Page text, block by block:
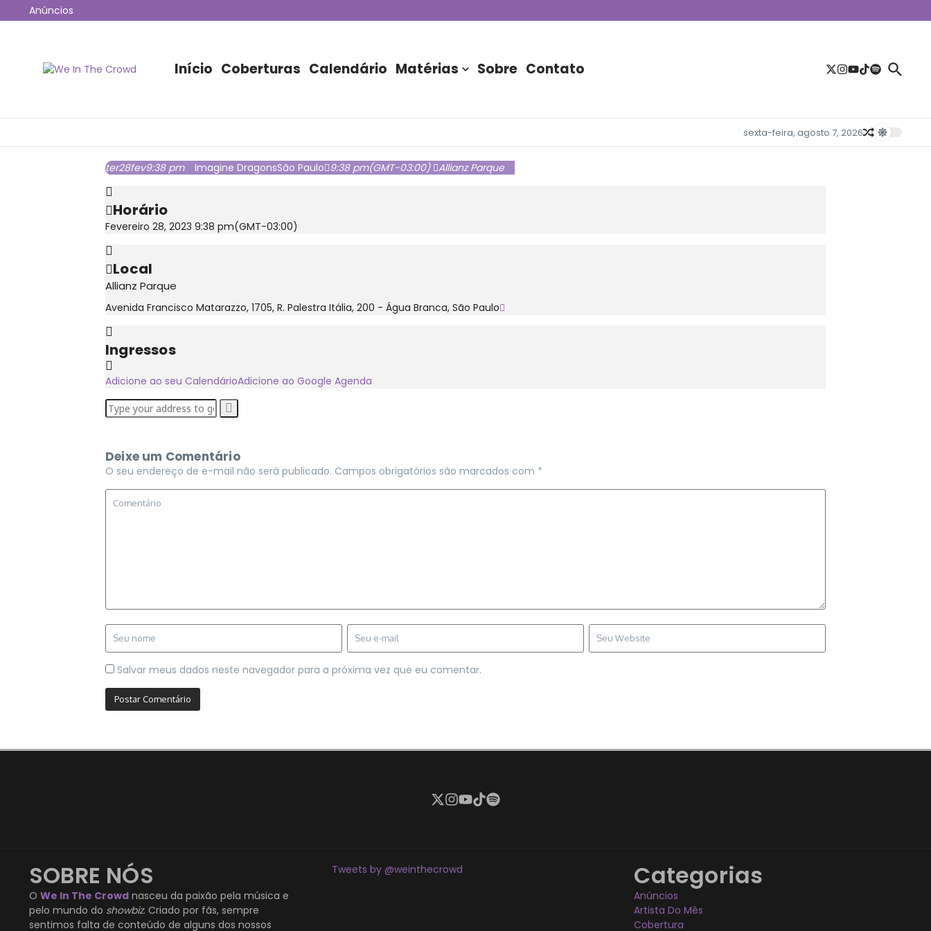
Ir para o conteúdo
Anúncios
Jão esgota 53 mil ingressos e fará maior show da história do Nubank Parque
Início Coberturas Calendário Matérias Sobre Contato
sexta-feira, agosto 7, 2026
ter28fev9:38 pm Imagine DragonsSão Paulo 9:38 pm(GMT-03:00) Allianz Parque
Horário
Fevereiro 28, 2023 9:38 pm(GMT-03:00)
Local
Allianz Parque
Avenida Francisco Matarazzo, 1705, R. Palestra Itália, 200 - Água Branca, São Paulo
Ingressos
Adicione ao seu CalendárioAdicione ao Google Agenda
Deixe um Comentário
O seu endereço de e-mail não será publicado. Campos obrigatórios são marcados com *
Salvar meus dados neste navegador para a próxima vez que eu comentar.
SOBRE NÓS
O We In The Crowd nasceu da paixão pela música e
pelo mundo do showbiz. Criado por fãs, sempre
sentimos falta de conteúdo de alguns dos nossos
Tweets by @weinthecrowd Categorias
Anúncios
Artista Do Mês
Cobertura